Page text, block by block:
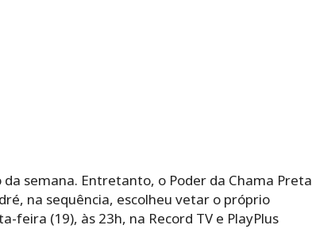
semana. Entretanto, o Poder da Chama Preta
na sequência, escolheu vetar o próprio
feira (19), às 23h, na Record TV e PlayPlus